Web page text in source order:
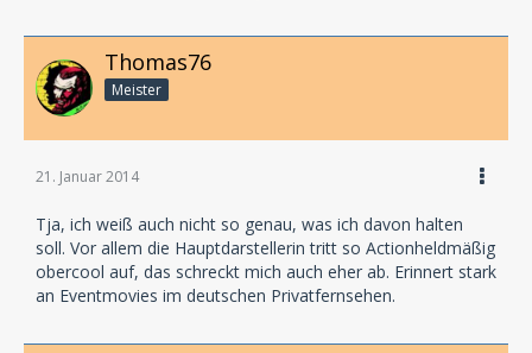
Thomas76
Meister
21. Januar 2014
Tja, ich weiß auch nicht so genau, was ich davon halten
soll. Vor allem die Hauptdarstellerin tritt so Actionheldmäßig
obercool auf, das schreckt mich auch eher ab. Erinnert stark
an Eventmovies im deutschen Privatfernsehen.